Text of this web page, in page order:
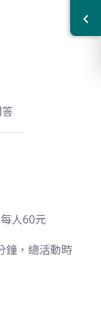
人60元
鐘，總活動時